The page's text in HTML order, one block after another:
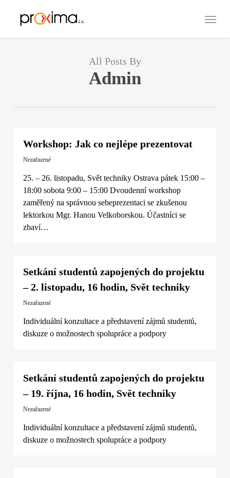
Menu
All Posts By
Admin
Workshop: Jak co nejlépe prezentovat
Nezařazené
25. – 26. listopadu, Svět techniky Ostrava pátek 15:00 –
18:00 sobota 9:00 – 15:00 Dvoudenní workshop
zaměřený na správnou sebeprezentaci se zkušenou
lektorkou Mgr. Hanou Velkoborskou. Účastníci se
zbaví…
Setkání studentů zapojených do projektu
– 2. listopadu, 16 hodin, Svět techniky
Nezařazené
Individuální konzultace a představení zájmů studentů,
diskuze o možnostech spolupráce a podpory
Setkání studentů zapojených do projektu
– 19. října, 16 hodin, Svět techniky
Nezařazené
Individuální konzultace a představení zájmů studentů,
diskuze o možnostech spolupráce a podpory